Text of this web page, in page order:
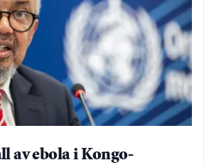
av ebola i Kongo-